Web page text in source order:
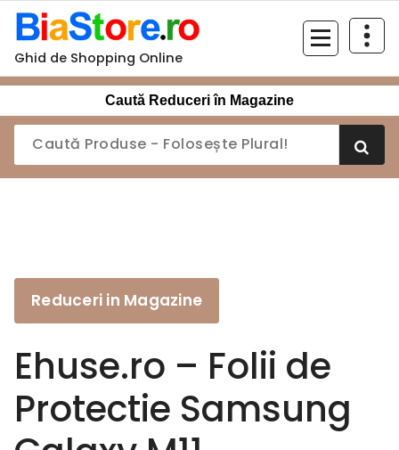
Sari
conținut
Ghid de Shopping Online
Caută Reduceri în Magazine
Reduceri in Magazine
Ehuse.ro – Folii de
Protectie Samsung